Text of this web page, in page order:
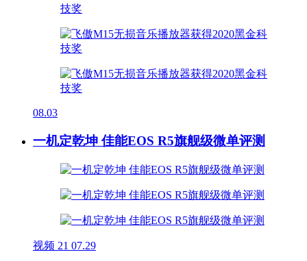
08.03
一机定乾坤 佳能EOS R5旗舰级微单评测
视频 21 07.29